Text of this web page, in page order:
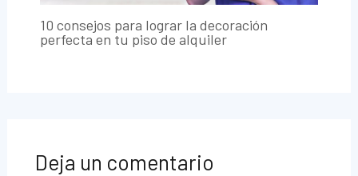
10 consejos para lograr la decoración
perfecta en tu piso de alquiler
Deja un comentario